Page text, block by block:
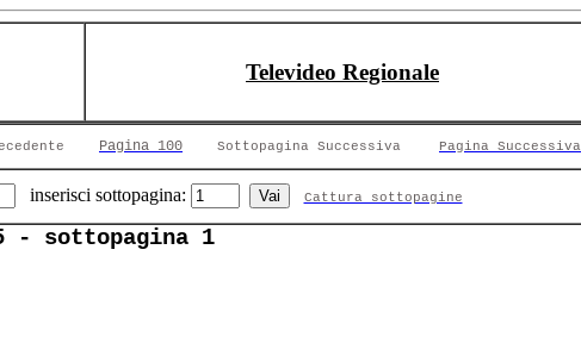
Televideo Regionale
Pagina 100 Sottopagina Successiva Pagina Successiva
inserisci sottopagina: Cattura sottopagine
- sottopagina 1